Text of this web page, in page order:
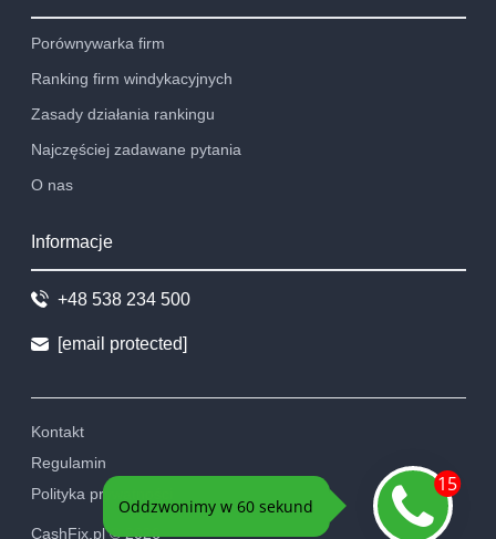
Porównywarka firm
Ranking firm windykacyjnych
Zasady działania rankingu
Najczęściej zadawane pytania
O nas
Informacje
+48 538 234 500
[email protected]
CashFix.pl ©2026
Kontakt
Regulamin
Polityka prywatności